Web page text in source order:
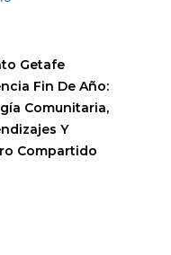
Getafe
Fin De Año:
Comunitaria,
Y
Compartido